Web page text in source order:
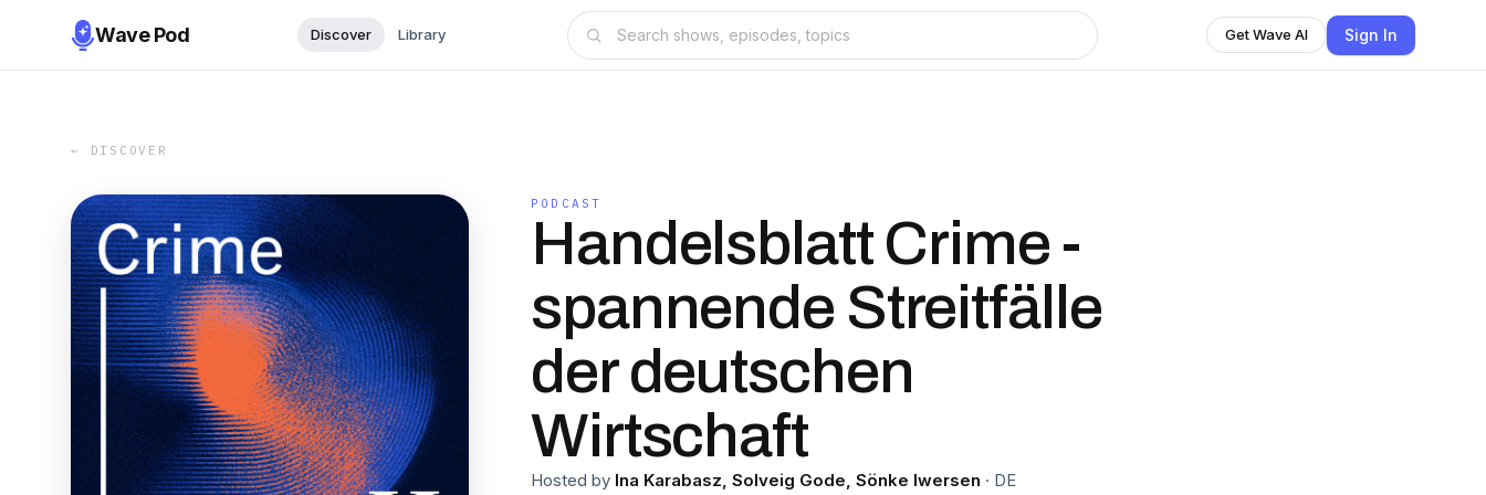
Wave Pod Discover Library Get Wave AI Sign In
← DISCOVER
PODCAST
Handelsblatt Crime -
spannende Streitfälle
der deutschen
Wirtschaft
Hosted by Ina Karabasz, Solveig Gode, Sönke Iwersen · DE